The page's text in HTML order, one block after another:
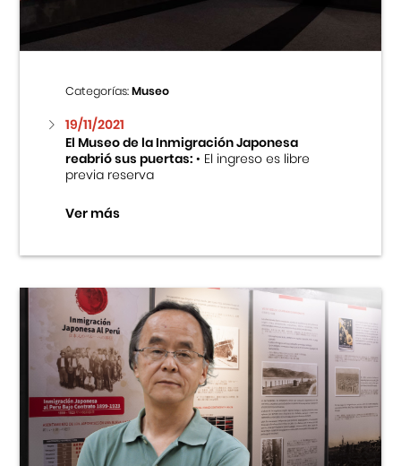
Categorías:Museo
19/11/2021
El Museo de la Inmigración Japonesa
reabrió sus puertas:• El ingreso es libre
previa reserva
Ver más